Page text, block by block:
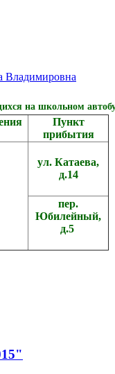
Владимировна
на школьном
Пункт
прибытия
ул. Катаева,
д.14
пер.
Юбилейный,
д.5